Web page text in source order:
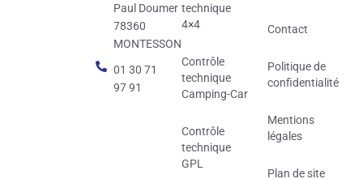
Paul Doumer
78360
MONTESSON
01 30 71
97 91
technique
4×4
Contrôle
technique
Camping-Car
Contrôle
technique
GPL
Contact
Politique de
confidentialité
Mentions
légales
Plan de site